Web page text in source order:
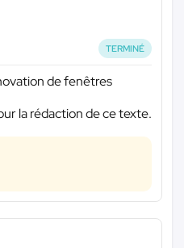
TERMINÉ
de fenêtres
la rédaction de ce texte.